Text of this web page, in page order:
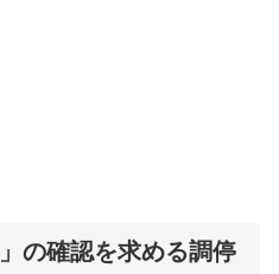
の確認を求める調停